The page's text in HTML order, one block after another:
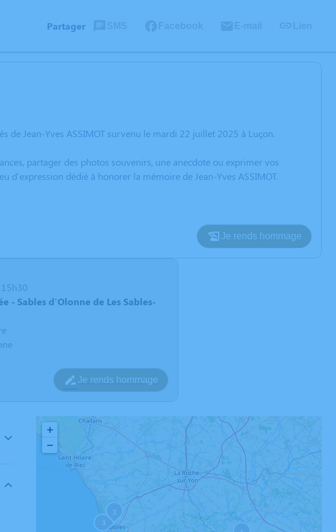
Partager
de Jean-Yves ASSIMOT survenu le mardi 22 juillet 2025 à Luçon.
partager des photos souvenirs, une anecdote ou exprimer vos
d'expression dédié à honorer la mémoire de Jean-Yves ASSIMOT.
Je rends hommage
- Sables d'Olonne de Les Sables-
Je rends hommage
+
−